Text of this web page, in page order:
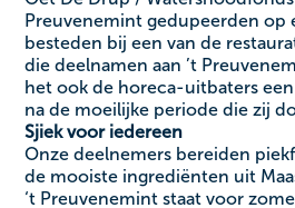
Preuvenemint gedupeerden op
besteden bij een van de
die deelnamen aan ’t
het ook de horeca-uitbaters
na de moeilijke periode die zij
Sjiek voor iedereen
Onze deelnemers bereiden
de mooiste ingrediënten uit
‘t Preuvenemint staat voor